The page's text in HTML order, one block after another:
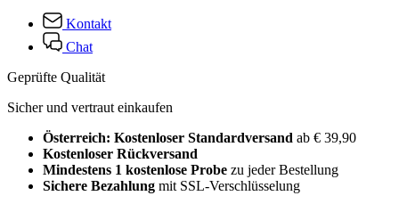
Kontakt
Chat
Geprüfte Qualität
Sicher und vertraut einkaufen
Österreich: Kostenloser Standardversand ab € 39,90
Kostenloser Rückversand
Mindestens 1 kostenlose Probe zu jeder Bestellung
Sichere Bezahlung mit SSL-Verschlüsselung